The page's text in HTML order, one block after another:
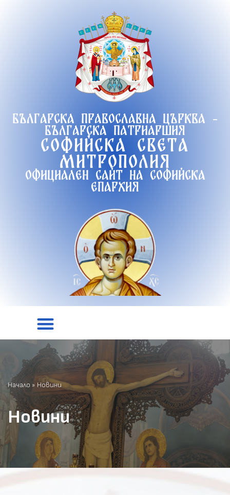
Българска православна църква -
Българска патриаршия
Софийска света
митрополия
Официален сайт на софийска
епархия
Начало » Новини
Новини